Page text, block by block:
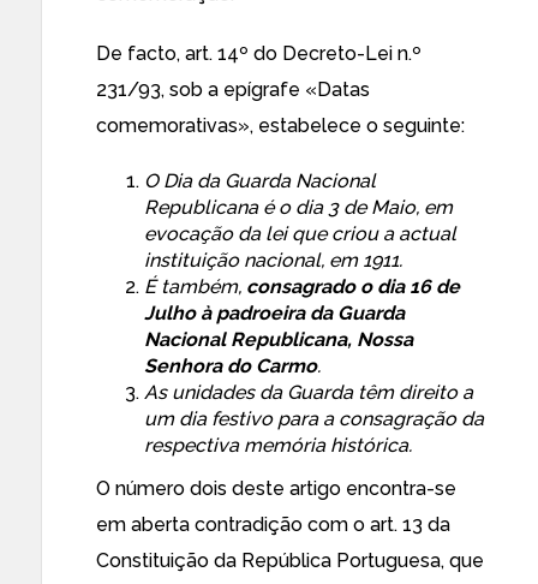
De facto, art. 14º do Decreto-Lei n.º
231/93, sob a epígrafe «Datas
comemorativas», estabelece o seguinte:
O Dia da Guarda Nacional
Republicana é o dia 3 de Maio, em
evocação da lei que criou a actual
instituição nacional, em 1911.
É também, consagrado o dia 16 de
Julho à padroeira da Guarda
Nacional Republicana, Nossa
Senhora do Carmo.
As unidades da Guarda têm direito a
um dia festivo para a consagração da
respectiva memória histórica.
O número dois deste artigo encontra-se
em aberta contradição com o art. 13 da
Constituição da República Portuguesa, que